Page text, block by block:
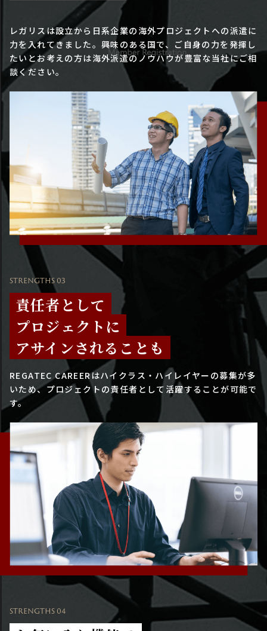
レガリスは設立から日系企業の海外プロジェクトへの派遣に
力を入れてきました。興味のある国で、ご自身の力を発揮し
たいとお考えの方は海外派遣のノウハウが豊富な当社にご相
談ください。
STRENGTHS 03
責任者として
プロジェクトに
アサインされることも
REGATEC CAREERはハイクラス・ハイレイヤーの募集が多
いため、プロジェクトの責任者として活躍することが可能で
す。
STRENGTHS 04